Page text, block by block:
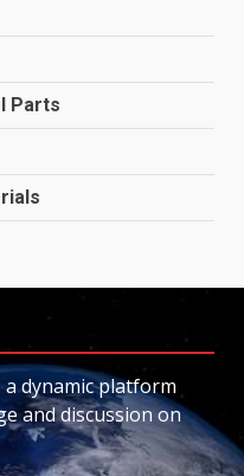
Parts
dynamic platform
and discussion on